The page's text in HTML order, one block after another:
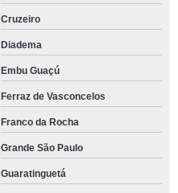
Cruzeiro
Diadema
Embu Guaçú
Ferraz de Vasconcelos
Franco da Rocha
Grande São Paulo
Guaratinguetá